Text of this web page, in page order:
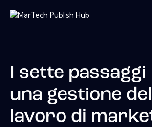
I sette passaggi
una gestione del
lavoro di